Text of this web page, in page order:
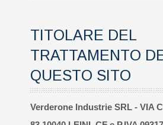
TITOLARE DEL
TRATTAMENTO
QUESTO SITO
Verderone Industrie SRL - VIA